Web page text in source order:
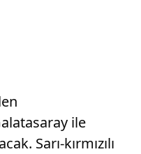
ile
Sarı-kırmızılı